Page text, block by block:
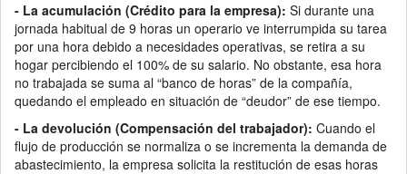
- La acumulación (Crédito para la empresa): Si durante una
jornada habitual de 9 horas un operario ve interrumpida su tarea
por una hora debido a necesidades operativas, se retira a su
hogar percibiendo el 100% de su salario. No obstante, esa hora
no trabajada se suma al “banco de horas” de la compañía,
quedando el empleado en situación de “deudor” de ese tiempo.
- La devolución (Compensación del trabajador): Cuando el
flujo de producción se normaliza o se incrementa la demanda de
abastecimiento, la empresa solicita la restitución de esas horas